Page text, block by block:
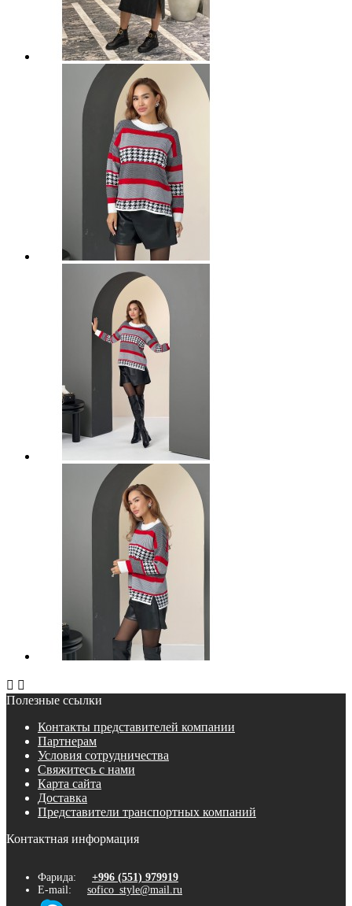
 
Полезные ссылки
Контакты представителей компании
Партнерам
Условия сотрудничества
Свяжитесь с нами
Карта сайта
Доставка
Представители транспортных компаний
Контактная информация
Фарида: +996 (551) 979919
E-mail: sofico_style@mail.ru